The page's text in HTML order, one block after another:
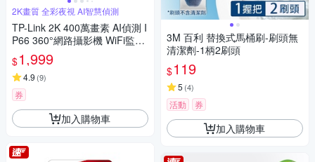
2K畫質 全彩夜視 AI智慧偵測
TP-Link 2K 400萬畫素 AI偵測 I
P66 360°網路攝影機 WiFi監視
器 IPCAM (雙向語音/全彩夜視/
Tapo C520WS)
$1,999
4.9 (9)
券
加入購物車
3M 百利 替換式馬桶刷-刷頭無
清潔劑-1柄2刷頭
$119
5 (4)
活動 券
加入購物車